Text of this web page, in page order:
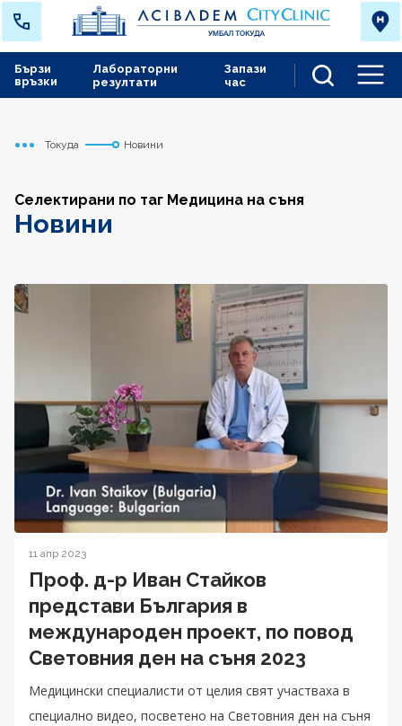
Лабораторни
резултати
Запази
час
Бързи
връзки
Начало
Токуда Новини
Селектирани по таг Медицина на съня
Новини
11 апр 2023
Проф. д-р Иван Стайков
представи България в
международен проект, по повод
Световния ден на съня 2023
Медицински специалисти от целия свят участваха в
специално видео, посветено на Световния ден на съня